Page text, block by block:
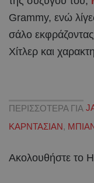
Grammy, ενώ
σάλο
Χίτλερ και
ΠΕΡΙΣΣΟΤΕΡΑ ΓΙΑ
ΚΑΡΝΤΑΣΙΑΝ,
Ακολουθήστε το